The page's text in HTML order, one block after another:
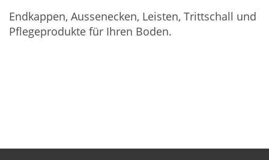
Endkappen, Aussenecken, Leisten, Trittschall und
Pflegeprodukte für Ihren Boden.